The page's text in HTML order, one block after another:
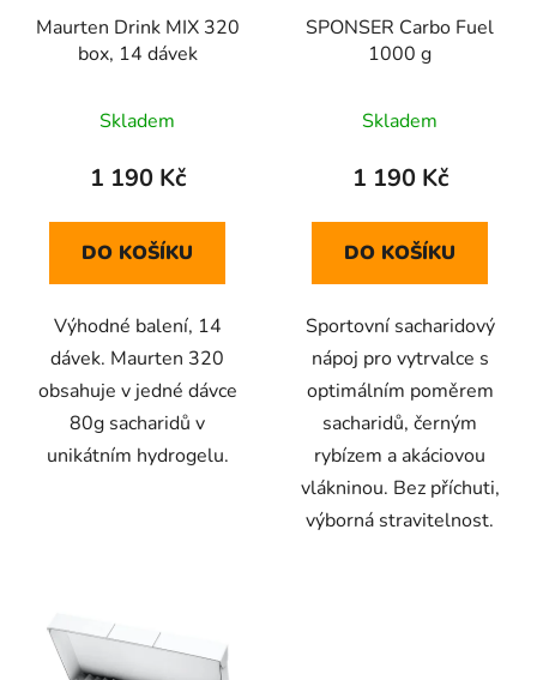
Maurten Drink MIX 320
box, 14 dávek
Skladem
1 190 Kč
DO KOŠÍKU
Výhodné balení, 14
dávek. Maurten 320
obsahuje v jedné dávce
80g sacharidů v
unikátním hydrogelu.
SPONSER Carbo Fuel
1000 g
Skladem
1 190 Kč
DO KOŠÍKU
Sportovní sacharidový
nápoj pro vytrvalce s
optimálním poměrem
sacharidů, černým
rybízem a akáciovou
vlákninou. Bez příchuti,
výborná stravitelnost.